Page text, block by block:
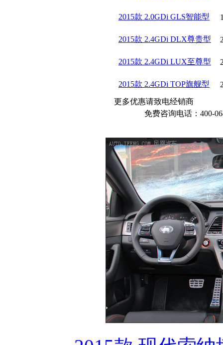
2015款 2.0GDi GLS智能型
2015款 2.4GDi DLX尊贵型
2015款 2.4GDi LUX至尊型
2015款 2.4GDi TOP旗舰型
更多优惠请致电经销商
免费咨询电话：400-